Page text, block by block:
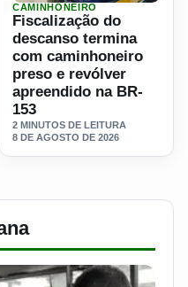
24 anos morre em acidente
Ler materia: Fiscalização
CAMINHONEIRO
Fiscalização do
descanso termina
com caminhoneiro
preso e revólver
apreendido na BR-
153
2 MINUTOS DE LEITURA
8 DE AGOSTO DE 2026